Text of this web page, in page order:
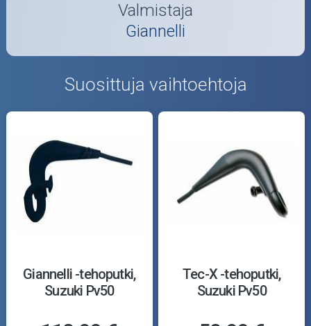
Valmistaja
Giannelli
Suosittuja vaihtoehtoja
Giannelli -tehoputki,
Suzuki Pv50
Tec-X -tehoputki,
Suzuki Pv50